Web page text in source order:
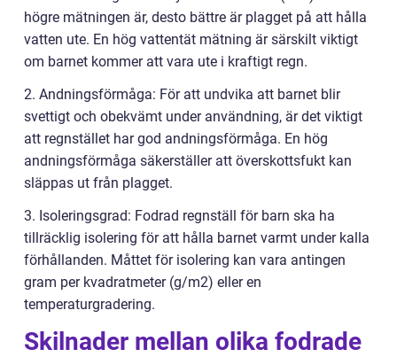
högre mätningen är, desto bättre är plagget på att hålla
vatten ute. En hög vattentät mätning är särskilt viktigt
om barnet kommer att vara ute i kraftigt regn.
2. Andningsförmåga: För att undvika att barnet blir
svettigt och obekvämt under användning, är det viktigt
att regnstället har god andningsförmåga. En hög
andningsförmåga säkerställer att överskottsfukt kan
släppas ut från plagget.
3. Isoleringsgrad: Fodrad regnställ för barn ska ha
tillräcklig isolering för att hålla barnet varmt under kalla
förhållanden. Måttet för isolering kan vara antingen
gram per kvadratmeter (g/m2) eller en
temperaturgradering.
Skilnader mellan olika fodrade